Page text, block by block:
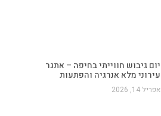
יום גיבוש חווייתי בחיפה – אתגר
עירוני מלא אנרגיה והפתעות
אפריל 14, 2026